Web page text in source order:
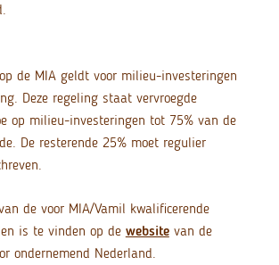
de MIA geldt voor milieu-investeringen
Deze regeling staat vervroegde
op milieu-investeringen tot 75% van de
De resterende 25% moet regulier
de voor MIA/Vamil kwalificerende
is te vinden op de websitevan de
ondernemend Nederland.